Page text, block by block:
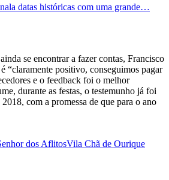
datas históricas com uma grande…
se encontrar a fazer contas, Francisco
“claramente positivo, conseguimos pagar
e o feedback foi o melhor
durante as festas, o testemunho já foi
com a promessa de que para o ano
dos AflitosVila Chã de Ourique